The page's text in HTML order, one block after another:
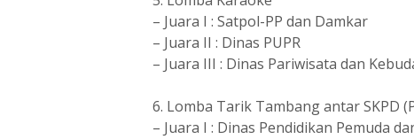
– Juara I : Satpol-PP dan Damkar
– Juara II : Dinas PUPR
– Juara III : Dinas Pariwisata dan
6. Lomba Tarik Tambang antar SKPD
– Juara I : Dinas Pendidikan Pemuda